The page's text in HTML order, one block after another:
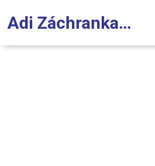
Adi Záchranka Stomatologie